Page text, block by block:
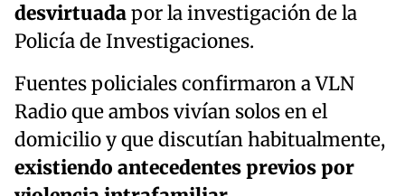
desvirtuadapor la investigación de la
Policía de Investigaciones.
Fuentes policiales confirmaron a VLN
Radio que ambos vivían solos en el
domicilio y que discutían habitualmente,
existiendo antecedentes previos por